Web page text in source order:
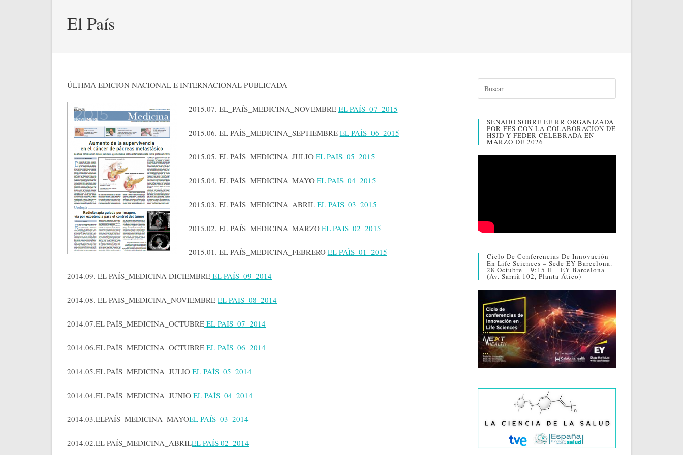
El País
ÚLTIMA EDICION NACIONAL E INTERNACIONAL PUBLICADA
2015.07. EL_PAÍS_MEDICINA_NOVEMBRE EL PAÍS_07_2015
2015.06. EL PAÍS_MEDICINA_SEPTIEMBRE EL PAÍS_06_2015
2015.05. EL PAÍS_MEDICINA_JULIO EL PAIS_05_2015
2015.04. EL PAÍS_MEDICINA_MAYO EL PAIS_04_2015
2015.03. EL PAÍS_MEDICINA_ABRIL EL PAIS_03_2015
2015.02. EL PAÍS_MEDICINA_MARZO EL PAIS_02_2015
2015.01. EL PAÍS_MEDICINA_FEBRERO EL PAÌS_01_2015
2014.09. EL PAÍS_MEDICINA DICIEMBRE EL PAÍS_09_2014
2014.08. EL PAIS_MEDICINA_NOVIEMBRE EL PAIS_08_2014
2014.07.EL PAÍS_MEDICINA_OCTUBRE EL PAIS_07_2014
2014.06.EL PAÍS_MEDICINA_OCTUBRE EL PAÍS_06_2014
2014.05.EL PAÍS_MEDICINA_JULIO EL PAÍS_05_2014
2014.04.EL PAÍS_MEDICINA_JUNIO EL PAÍS_04_2014
2014.03.ELPAÍS_MEDICINA_MAYOEL PAÍS_03_2014
2014.02.EL PAÍS_MEDICINA_ABRILEL PAÍS 02_2014
SENADO SOBRE EE RR ORGANIZADA
POR FES CON LA COLABORACION DE
HSJD Y FEDER CELEBRADA EN
MARZO DE 2026
Ciclo De Conferencias De Innovación
En Life Sciences – Sede EY Barcelona.
28 Octubre – 9:15 H – EY Barcelona
(Av. Sarrià 102, Planta Ático)